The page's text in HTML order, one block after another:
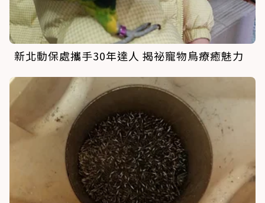
新北動保處攜手30年達人 揭祕寵物鳥療癒魅力